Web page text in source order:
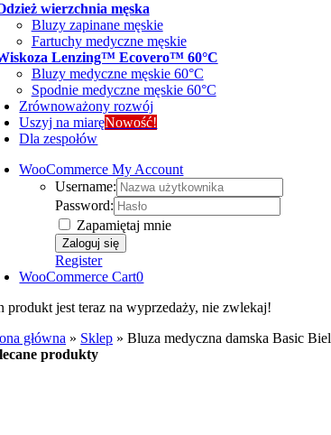
wierzchnia męska
Bluzy zapinane męskie
Fartuchy medyczne męskie
Lenzing™ Ecovero™ 60°C
Bluzy medyczne męskie 60°C
Spodnie medyczne męskie 60°C
Zrównoważony rozwój
Uszyj na miaręNowość!
Dla zespołów
WooCommerce My Account
Username:
Password:
Zapamiętaj mnie
Register
WooCommerce Cart0
produkt jest teraz na wyprzedaży, nie zwlekaj!
główna » Sklep »Bluza medyczna damska Basic Biel
produkty